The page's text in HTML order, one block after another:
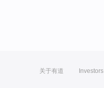
关于有道 Investors